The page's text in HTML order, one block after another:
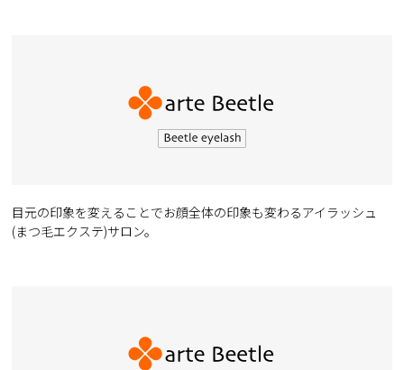
目元の印象を変えることでお顔全体の印象も変わるアイラッシュ
(まつ毛エクステ)サロン。